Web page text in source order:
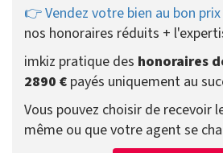
👉 Vendez votre bien au bon
nos honoraires réduits +
imkiz pratique des honoraires
2890 € payés uniquement au
Vous pouvez choisir de recevoir
même ou que votre agent se